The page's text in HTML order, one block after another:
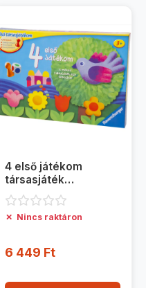
4 első játékom
társasjáték
gyűjtemény -
Ravensburger
✗ Nincs raktáron
6 449 Ft